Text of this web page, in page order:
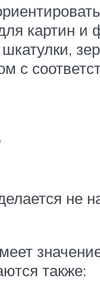
картин и
с
не
также: